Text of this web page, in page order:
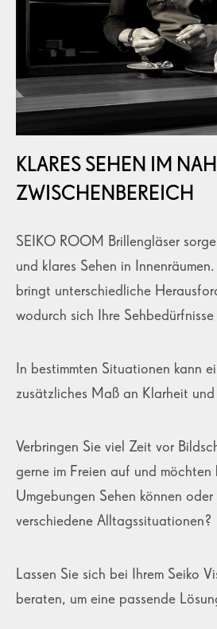
KLARES SEHEN IM
ZWISCHENBEREICH
SEIKO ROOM Brillengläser
und klares Sehen in
bringt unterschiedliche
wodurch sich Ihre
In bestimmten Situationen kann
zusätzliches Maß an Klarheit
Verbringen Sie viel Zeit vor
gerne im Freien auf und möchten
Umgebungen Sehen können
verschiedene Alltagssituationen?
Lassen Sie sich bei Ihrem Seiko
beraten, um eine passende